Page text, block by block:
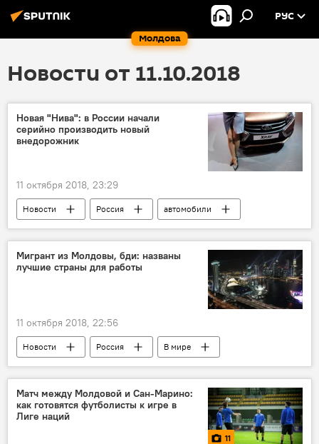
Молдова
РУС
Новости от 11.10.2018
Новая "Нива": в России начали
серийно производить новый
внедорожник
11 октября 2018, 23:29
Новости Россия автомобили
Мигрант из Молдовы, бди: названы
лучшие страны для работы
11 октября 2018, 22:56
Новости Россия
В мире
Экономика
Россия
США
Сингапур
Канада
зарплата
заработок
Матч между Молдовой и Сан-Марино:
как готовятся футболисты к игре в
Лиге наций
11